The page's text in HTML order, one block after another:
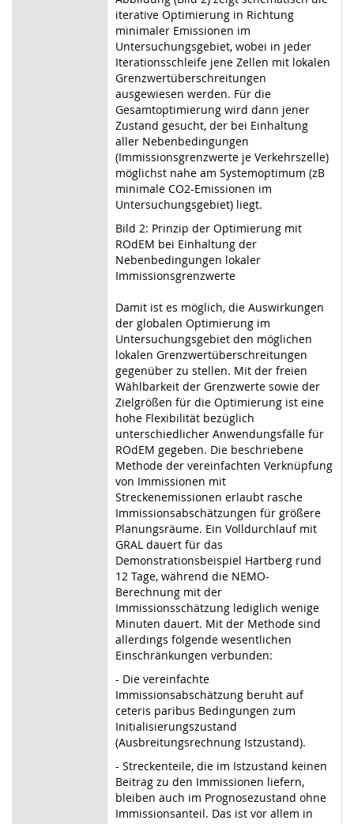
iterative Optimierung in Richtung
minimaler Emissionen im
Untersuchungsgebiet, wobei in jeder
Iterationsschleife jene Zellen mit lokalen
Grenzwertüberschreitungen
ausgewiesen werden. Für die
Gesamtoptimierung wird dann jener
Zustand gesucht, der bei Einhaltung
aller Nebenbedingungen
(Immissionsgrenzwerte je Verkehrszelle)
möglichst nahe am Systemoptimum (zB
minimale CO2-Emissionen im
Untersuchungsgebiet) liegt.
Bild 2: Prinzip der Optimierung mit
ROdEM bei Einhaltung der
Nebenbedingungen lokaler
Immissionsgrenzwerte
Damit ist es möglich, die Auswirkungen
der globalen Optimierung im
Untersuchungsgebiet den möglichen
lokalen Grenzwertüberschreitungen
gegenüber zu stellen. Mit der freien
Wählbarkeit der Grenzwerte sowie der
Zielgrößen für die Optimierung ist eine
hohe Flexibilität bezüglich
unterschiedlicher Anwendungsfälle für
ROdEM gegeben. Die beschriebene
Methode der vereinfachten Verknüpfung
von Immissionen mit
Streckenemissionen erlaubt rasche
Immissionsabschätzungen für größere
Planungsräume. Ein Volldurchlauf mit
GRAL dauert für das
Demonstrationsbeispiel Hartberg rund
12 Tage, während die NEMO-
Berechnung mit der
Immissionsschätzung lediglich wenige
Minuten dauert. Mit der Methode sind
allerdings folgende wesentlichen
Einschränkungen verbunden:
- Die vereinfachte
Immissionsabschätzung beruht auf
ceteris paribus Bedingungen zum
Initialisierungszustand
(Ausbreitungsrechnung Istzustand).
- Streckenteile, die im Istzustand keinen
Beitrag zu den Immissionen liefern,
bleiben auch im Prognosezustand ohne
Immissionsanteil. Das ist vor allem in